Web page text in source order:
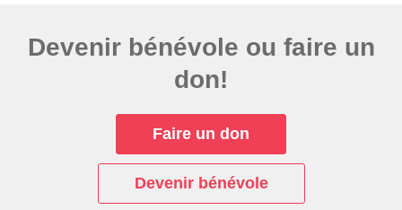
Devenir bénévole ou faire un
don!
Faire un don
Devenir bénévole